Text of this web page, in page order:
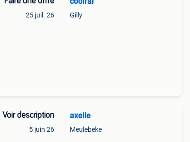
25 juil. 26 Gilly
Voir description
5 juin 26
axelle
Meulebeke